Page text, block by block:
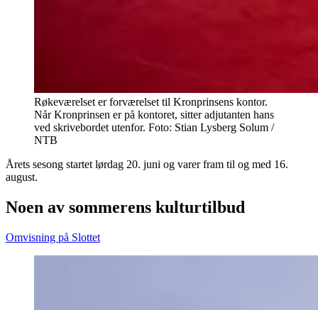
Røkeværelset er forværelset til Kronprinsens kontor.
Når Kronprinsen er på kontoret, sitter adjutanten hans
ved skrivebordet utenfor. Foto: Stian Lysberg Solum /
NTB
Årets sesong startet lørdag 20. juni og varer fram til og med 16.
august.
Noen av sommerens kulturtilbud
Omvisning på Slottet